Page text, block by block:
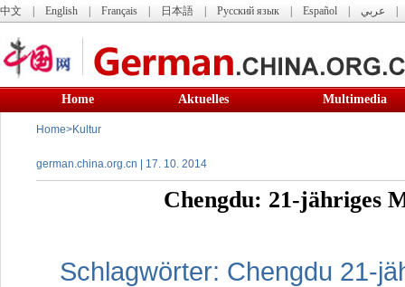
中文 English Français 日本語 Русский язык Español عربي
Home Aktuelles Multimedia
Home>Kultur
german.china.org.cn | 17. 10. 2014
Chengdu: 21-jähriges
Schlagwörter: Chengdu 21-